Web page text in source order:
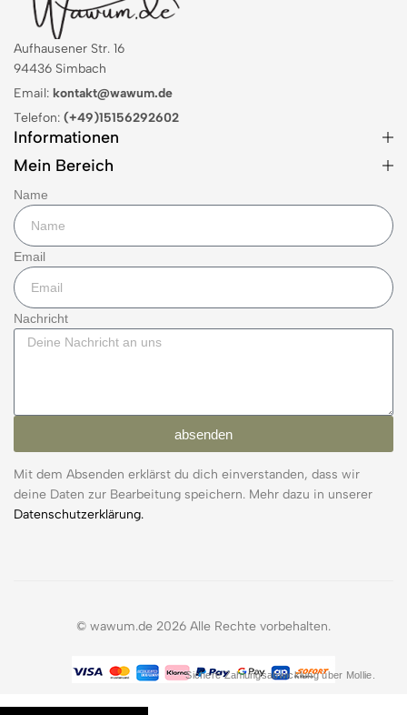
Aufhausener Str. 16
94436 Simbach
Email: kontakt@wawum.de
Telefon: (+49)15156292602
Informationen
Mein Bereich
Name
Email
Nachricht
absenden
Mit dem Absenden erklärst du dich einverstanden, dass wir
deine Daten zur Bearbeitung speichern. Mehr dazu in unserer
Datenschutzerklärung.
© wawum.de 2026 Alle Rechte vorbehalten.
Sichere Zahlungsabwicklung über Mollie.